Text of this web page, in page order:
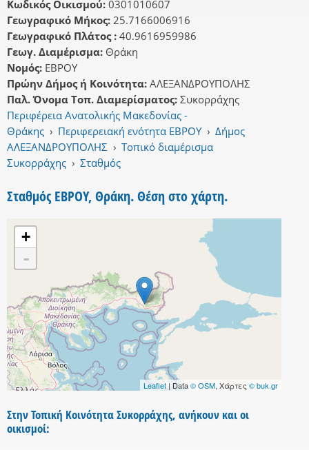
Κωδικός Οικισμού: 0301010607
Γεωγραφικό Μήκος: 25.7166006916
Γεωγραφικό Πλάτος : 40.9616959986
Γεωγ. Διαμέρισμα: Θράκη
Νομός: ΕΒΡΟΥ
Πρώην Δήμος ή Κοινότητα: ΑΛΕΞΑΝΔΡΟΥΠΟΛΗΣ
Παλ. Όνομα Τοπ. Διαμερίσματος: Συκορράχης
Περιφέρεια Ανατολικής Μακεδονίας -
Θράκης › Περιφερειακή ενότητα ΕΒΡΟΥ › Δήμος
ΑΛΕΞΑΝΔΡΟΥΠΟΛΗΣ › Τοπικό διαμέρισμα
Συκορράχης › Σταθμός
Σταθμός ΕΒΡΟΥ, Θράκη. Θέση στο χάρτη.
+
-
Leaflet | Data© OSM, Χάρτες © buk.gr
Στην Τοπική Κοινότητα Συκορράχης, ανήκουν και οι
οικισμοί: